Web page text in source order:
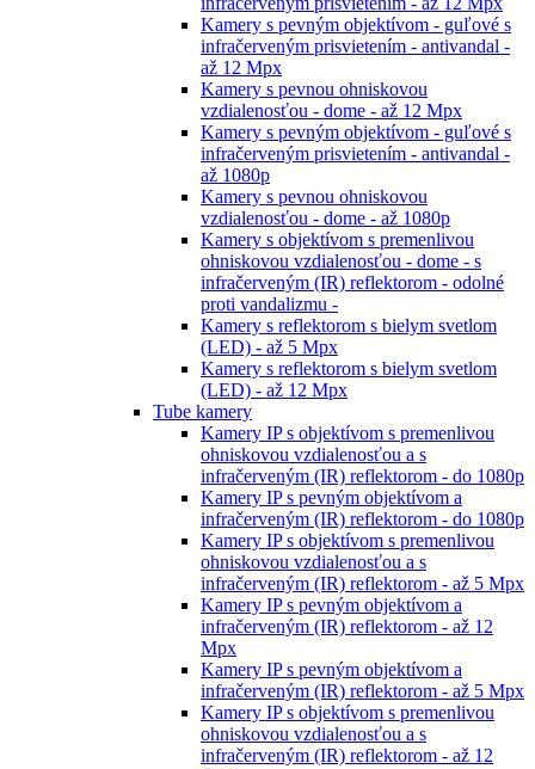
Kamery s pevným objektívom - guľové s
infračerveným prisvietením - antivandal -
až 12 Mpx
Kamery s pevnou ohniskovou
vzdialenosťou - dome - až 12 Mpx
Kamery s pevným objektívom - guľové s
infračerveným prisvietením - antivandal -
až 1080p
Kamery s pevnou ohniskovou
vzdialenosťou - dome - až 1080p
Kamery s objektívom s premenlivou
ohniskovou vzdialenosťou - dome - s
infračerveným (IR) reflektorom - odolné
proti vandalizmu -
Kamery s reflektorom s bielym svetlom
(LED) - až 5 Mpx
Kamery s reflektorom s bielym svetlom
(LED) - až 12 Mpx
Tube kamery
Kamery IP s objektívom s premenlivou
ohniskovou vzdialenosťou a s
infračerveným (IR) reflektorom - do 1080p
Kamery IP s pevným objektívom a
infračerveným (IR) reflektorom - do 1080p
Kamery IP s objektívom s premenlivou
ohniskovou vzdialenosťou a s
infračerveným (IR) reflektorom - až 5 Mpx
Kamery IP s pevným objektívom a
infračerveným (IR) reflektorom - až 12
Mpx
Kamery IP s pevným objektívom a
infračerveným (IR) reflektorom - až 5 Mpx
Kamery IP s objektívom s premenlivou
ohniskovou vzdialenosťou a s
infračerveným (IR) reflektorom - až 12